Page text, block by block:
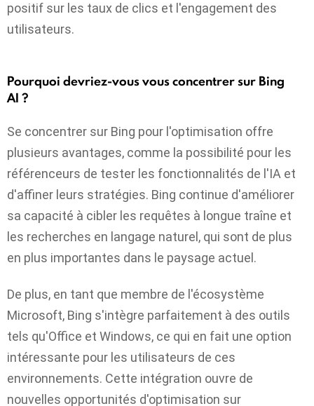
positif sur les taux de clics et l'engagement des
utilisateurs.
Pourquoi devriez-vous vous concentrer sur Bing
AI ?
Se concentrer sur Bing pour l'optimisation offre
plusieurs avantages, comme la possibilité pour les
référenceurs de tester les fonctionnalités de l'IA et
d'affiner leurs stratégies. Bing continue d'améliorer
sa capacité à cibler les requêtes à longue traîne et
les recherches en langage naturel, qui sont de plus
en plus importantes dans le paysage actuel.
De plus, en tant que membre de l'écosystème
Microsoft, Bing s'intègre parfaitement à des outils
tels qu'Office et Windows, ce qui en fait une option
intéressante pour les utilisateurs de ces
environnements. Cette intégration ouvre de
nouvelles opportunités d'optimisation sur